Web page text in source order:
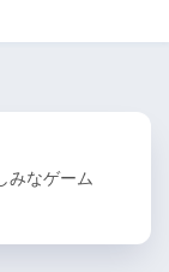
みなゲーム